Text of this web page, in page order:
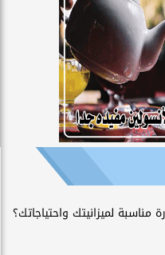
مناسبة لميزانيتك واحتياجاتك؟